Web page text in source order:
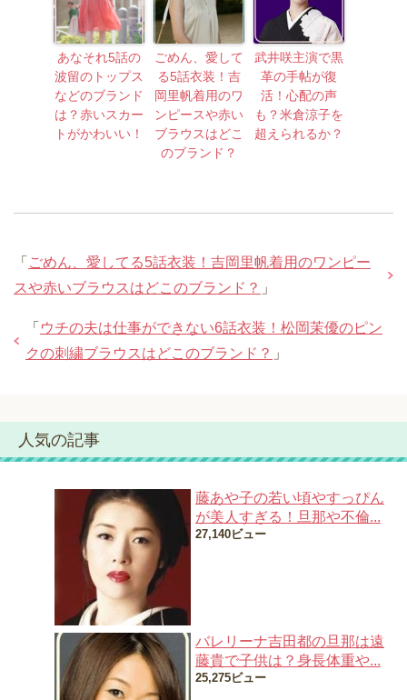
あなそれ5話の
波留のトップス
などのブランド
は？赤いスカー
トがかわいい！
ごめん、愛して
る5話衣装！吉
岡里帆着用のワ
ンピースや赤い
ブラウスはどこ
のブランド？
武井咲主演で黒
革の手帖が復
活！心配の声
も？米倉涼子を
超えられるか？
「 ごめん、愛してる5話衣装！吉岡里帆着用のワンピー
スや赤いブラウスはどこのブランド？ 」
「 ウチの夫は仕事ができない6話衣装！松岡茉優のピン
クの刺繍ブラウスはどこのブランド？ 」
人気の記事
藤あや子の若い頃やすっぴん
が美人すぎる！旦那や不倫...
27,140ビュー
バレリーナ吉田都の旦那は遠
藤貴で子供は？身長体重や...
25,275ビュー